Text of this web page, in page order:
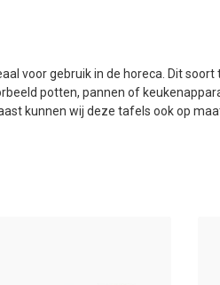
voor gebruik in de horeca. Dit
potten, pannen of
kunnen wij deze tafels ook op